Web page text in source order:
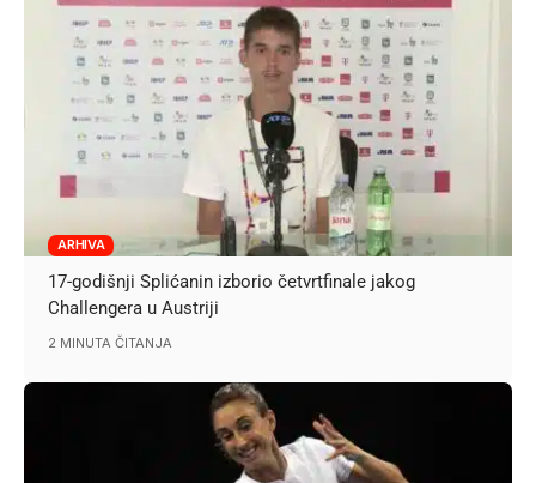
ARHIVA
17-godišnji Splićanin izborio četvrtfinale jakog
Challengera u Austriji
2 MINUTA ČITANJA